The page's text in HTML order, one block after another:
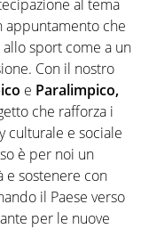
al tema
appuntamento che
sport come a un
Con il nostro
e Paralimpico,
che rafforza i
culturale e sociale
è per noi un
e sostenere con
il Paese verso
per le nuove